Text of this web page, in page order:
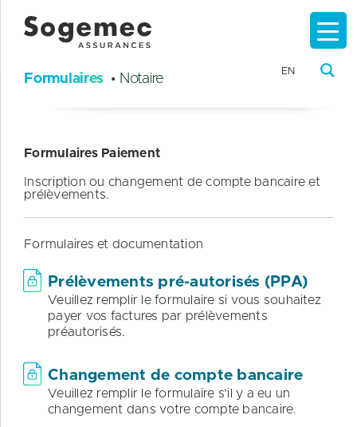
EN
Formulaires • Notaire
Formulaires Paiement
Inscription ou changement de compte bancaire et
prélèvements.
Formulaires et documentation
Prélèvements pré-autorisés (PPA)
Veuillez remplir le formulaire si vous souhaitez
payer vos factures par prélèvements
préautorisés.
Changement de compte bancaire
Veuillez remplir le formulaire s’il y a eu un
changement dans votre compte bancaire.